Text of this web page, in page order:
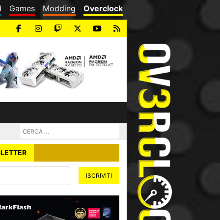
Games Modding Overclock
ISCRIVITI